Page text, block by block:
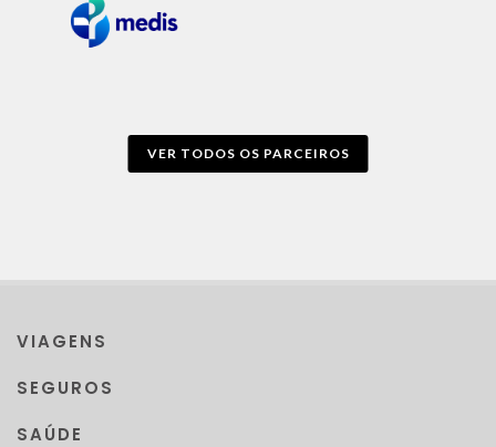
VER TODOS OS PARCEIROS
VIAGENS
SEGUROS
SAÚDE